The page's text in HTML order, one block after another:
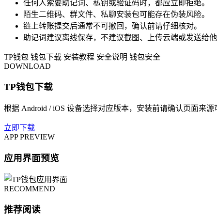
任何人索要助记词、私钥或验证码时，都应立即拒绝。
陌生二维码、群文件、私聊安装包可能存在伪装风险。
链上转账提交后通常不可撤回，确认前请仔细核对。
助记词建议离线保存，不建议截图、上传云端或发送给他
TP钱包 钱包下载 安装教程 安全说明 钱包安全
DOWNLOAD
TP钱包下载
根据 Android / iOS 设备选择对应版本，安装前请确认页面来源
立即下载
APP PREVIEW
应用界面预览
RECOMMEND
推荐阅读